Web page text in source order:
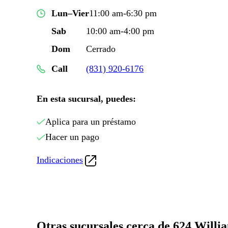
Lun–Vier11:00 am-6:30 pm
Sab
10:00 am-4:00 pm
Dom
Cerrado
Call
(831) 920-6176
En esta sucursal, puedes:
Aplica para un préstamo
Hacer un pago
Indicaciones